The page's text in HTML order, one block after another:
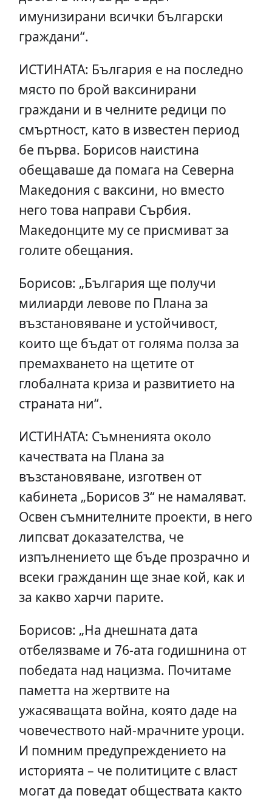
имунизирани всички български
граждани“.
ИСТИНАТА: България е на последно
място по брой ваксинирани
граждани и в челните редици по
смъртност, като в известен период
бе първа. Борисов наистина
обещаваше да помага на Северна
Македония с ваксини, но вместо
него това направи Сърбия.
Македонците му се присмиват за
голите обещания.
Борисов: „България ще получи
милиарди левове по Плана за
възстановяване и устойчивост,
които ще бъдат от голяма полза за
премахването на щетите от
глобалната криза и развитието на
страната ни“.
ИСТИНАТА: Съмненията около
качествата на Плана за
възстановяване, изготвен от
кабинета „Борисов 3“ не намаляват.
Освен съмнителните проекти, в него
липсват доказателства, че
изпълнението ще бъде прозрачно и
всеки гражданин ще знае кой, как и
за какво харчи парите.
Борисов: „На днешната дата
отбелязваме и 76-ата годишнина от
победата над нацизма. Почитаме
паметта на жертвите на
ужасяващата война, която даде на
човечеството най-мрачните уроци.
И помним предупреждението на
историята – че политиците с власт
могат да поведат обществата както